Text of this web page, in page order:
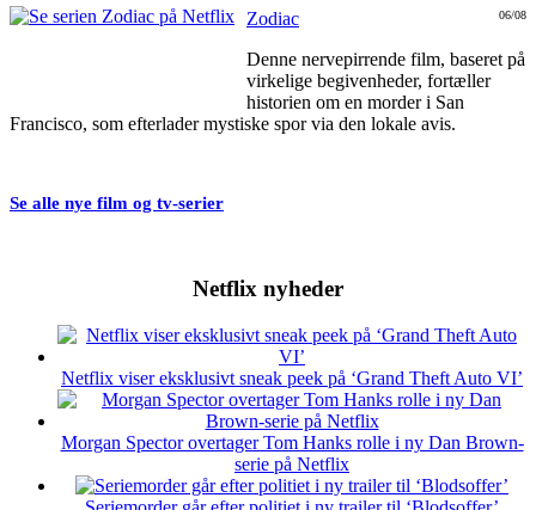
06/08
Zodiac
Denne nervepirrende film, baseret på
virkelige begivenheder, fortæller
historien om en morder i San
Francisco, som efterlader mystiske spor via den lokale avis.
Se alle nye film og tv-serier
Netflix nyheder
Netflix viser eksklusivt sneak peek på ‘Grand Theft Auto VI’
Morgan Spector overtager Tom Hanks rolle i ny Dan Brown-
serie på Netflix